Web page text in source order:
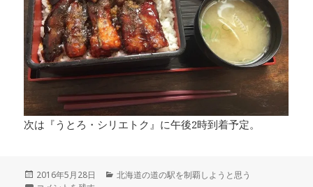
次は『うとろ・シリエトク』に午後2時到着予定。
投
2016年5月28日
カ
北海道の道の駅を制覇しようと思う